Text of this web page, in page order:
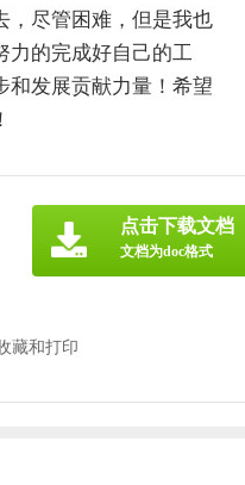
，尽管困难，但是我也
力的完成好自己的工
和发展贡献力量！希望
藏和打印
点击下载文档
文档为doc格式